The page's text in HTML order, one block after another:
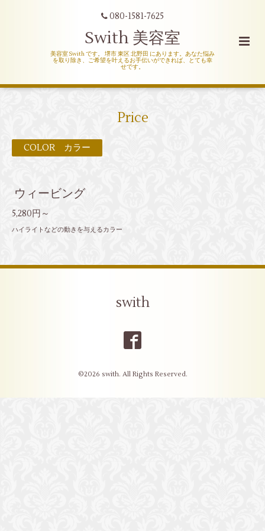
080-1581-7625
Swith 美容室
美容室 Swith です。 堺市 東区 北野田 にあります。あなた悩み
を取り除き、ご希望を叶えるお手伝いができれば、とても幸
せです。
Price
COLOR カラー
ウィービング
5,280円～
ハイライトなどの動きを与えるカラー
swith
©2026 swith. All Rights Reserved.